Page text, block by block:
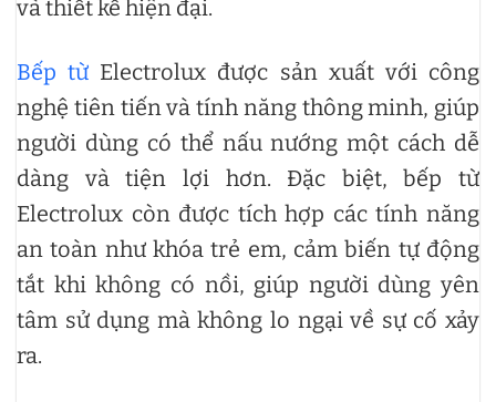
và thiết kế hiện đại.
Bếp từ Electrolux được sản xuất với công
nghệ tiên tiến và tính năng thông minh, giúp
người dùng có thể nấu nướng một cách dễ
dàng và tiện lợi hơn. Đặc biệt, bếp từ
Electrolux còn được tích hợp các tính năng
an toàn như khóa trẻ em, cảm biến tự động
tắt khi không có nồi, giúp người dùng yên
tâm sử dụng mà không lo ngại về sự cố xảy
ra.